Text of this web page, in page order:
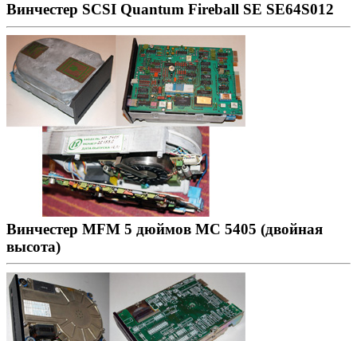
Винчестер SCSI Quantum Fireball SE SE64S012
Винчестер MFM 5 дюймов МС 5405 (двойная
высота)